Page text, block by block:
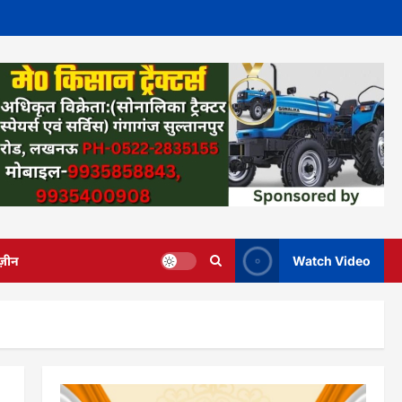
Watch Video